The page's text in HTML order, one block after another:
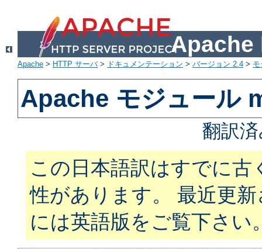
Apache
Apache > HTTP サーバ> ドキュメンテーション > バージョン 2.4 >
Apache モジュール
翻訳
この日本語訳はすでに古
性があります。 最近更
には英語版をご覧下さい